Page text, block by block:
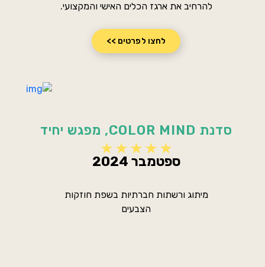
להרחיב את ארגז הכלים האישי והמקצועי.
לחצו לפרטים >>
סדנת COLOR MIND, מפגש יחיד
ספטמבר 2024
מיתוג ורשתות חברתיות בשפת חוזקות
הצבעים